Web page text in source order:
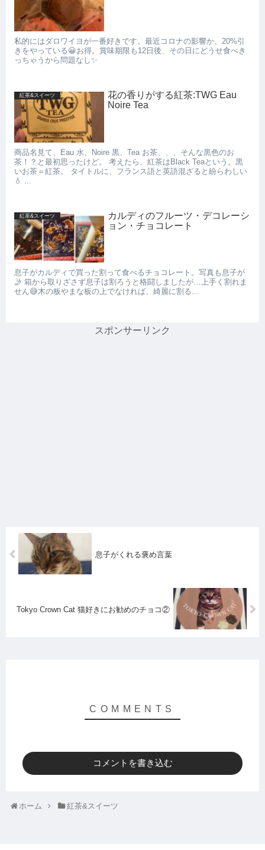
私的にはダロワイヨが一番好きです。最近コロナの影響か、20%引
きをやっている😀お得。賞味期限も12日後、その日にどうせ食べき
っちゃうから問題なし✨
紅茶&スイーツ
花の香りがする紅茶:TWG Eau
Noire Tea
商品名見て、Eau 水、Noire 黒、Tea お茶、、、そんな黒色のお
茶！？と最初思ったけど。 考えたら、紅茶はBlack Teaという。黒
いお茶＝紅茶。 タイトルに、フランス語と英語混ざると紛らわしい
💧 ...
紅茶&スイーツ
カルディのフルーツ・デコレーシ
ョン・チョコレート
息子がカルディで買った割って食べるチョコレート。写真も息子が
🤳 箱から取りざさず息子は割ろうと格闘しましたが…上手く割れま
せん😅木の板やまな板の上でなければ、綺麗に割る...
スポンサーリンク
息子がくれる褒め言葉
Tokyo Crown Cat 猫好きにお勧めのチョコ②
コメントを書き込む
ホーム 紅茶&スイーツ